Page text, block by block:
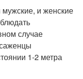
мужские, и женские
случае
1-2 метра